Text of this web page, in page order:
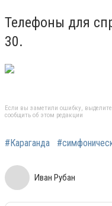
Телефоны для
30.
Если вы заметили ошибку,
сообщить об этом редакции
#Караганда
Иван Рубан